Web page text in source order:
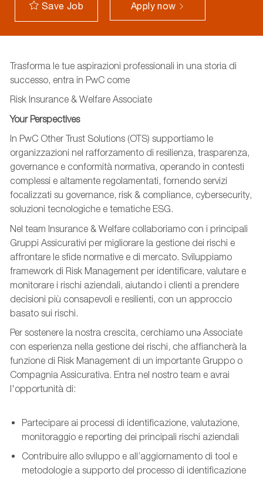
Save Job Apply now
Trasforma le tue aspirazioni professionali in una storia di
successo, entra in PwC come
Risk Insurance & Welfare Associate
Your Perspectives
In PwC Other Trust Solutions (OTS) supportiamo le
organizzazioni nel rafforzamento di resilienza, trasparenza,
governance e conformità normativa, operando in contesti
complessi e altamente regolamentati, fornendo servizi
focalizzati su governance, risk & compliance, cybersecurity,
soluzioni tecnologiche e tematiche ESG.
Nel team Insurance & Welfare collaboriamo con i principali
Gruppi Assicurativi per migliorare la gestione dei rischi e
affrontare le sfide normative e di mercato. Sviluppiamo
framework di Risk Management per identificare, valutare e
monitorare i rischi aziendali, aiutando i clienti a prendere
decisioni più consapevoli e resilienti, con un approccio
basato sui rischi.
Per sostenere la nostra crescita, cerchiamo unə Associate
con esperienza nella gestione dei rischi, che affiancherà la
funzione di Risk Management di un importante Gruppo o
Compagnia Assicurativa. Entra nel nostro team e avrai
l'opportunità di:
Partecipare ai processi di identificazione, valutazione,
monitoraggio e reporting dei principali rischi aziendali
Contribuire allo sviluppo e all’aggiornamento di tool e
metodologie a supporto del processo di identificazione